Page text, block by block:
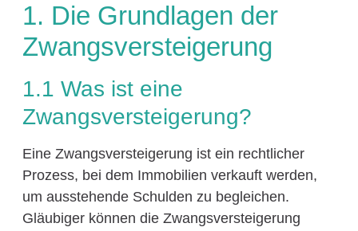
1. Die Grundlagen der
Zwangsversteigerung
1.1 Was ist eine
Zwangsversteigerung?
Eine Zwangsversteigerung ist ein rechtlicher
Prozess, bei dem Immobilien verkauft werden,
um ausstehende Schulden zu begleichen.
Gläubiger können die Zwangsversteigerung